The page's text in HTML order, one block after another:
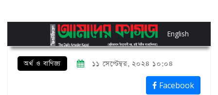
English
অর্থ ও বাণিজ্য ১১ সেপ্টেম্বর, ২০২৪ ১০:০৪
Facebook